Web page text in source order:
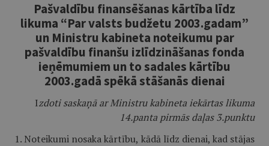
Pašvaldību finansēšanas kārtība līdz
likuma “Par valsts budžetu 2003.gadam”
un Ministru kabineta noteikumu par
pašvaldību finanšu izlīdzināšanas fonda
ieņēmumiem un to sadales kārtību
2003.gadā spēkā stāšanās dienai
Izdoti saskaņā ar Ministru kabineta iekārtas likuma
14.panta pirmās daļas 3.punktu
1. Noteikumi nosaka kārtību, kādā līdz dienai, kad stājas